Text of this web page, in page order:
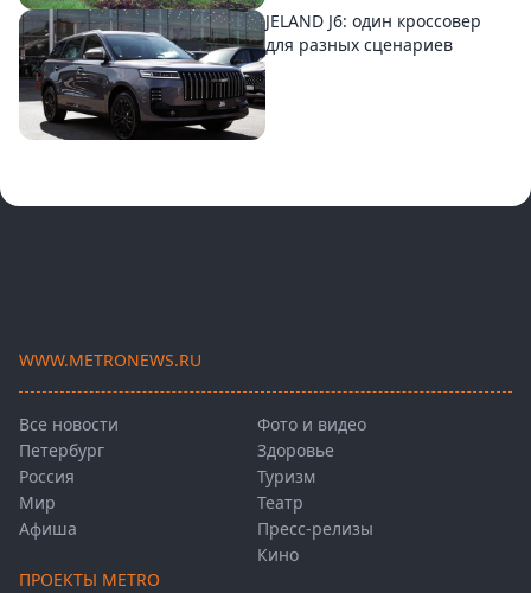
JELAND J6: один кроссовер
для разных сценариев
WWW.METRONEWS.RU
Все новости
Петербург
Россия
Мир
Афиша
Фото и видео
Здоровье
Туризм
Театр
Пресс-релизы
Кино
ПРОЕКТЫ METRO